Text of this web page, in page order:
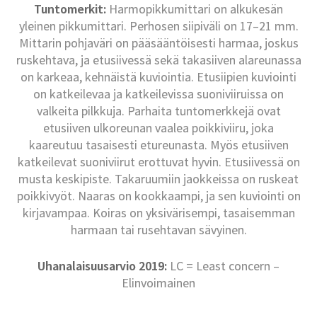
Tuntomerkit: Harmopikkumittari on alkukesän
yleinen pikkumittari. Perhosen siipiväli on 17–21 mm.
Mittarin pohjaväri on pääsääntöisesti harmaa, joskus
ruskehtava, ja etusiivessä sekä takasiiven alareunassa
on karkeaa, kehnäistä kuviointia. Etusiipien kuviointi
on katkeilevaa ja katkeilevissa suoniviiruissa on
valkeita pilkkuja. Parhaita tuntomerkkejä ovat
etusiiven ulkoreunan vaalea poikkiviiru, joka
kaareutuu tasaisesti etureunasta. Myös etusiiven
katkeilevat suoniviirut erottuvat hyvin. Etusiivessä on
musta keskipiste. Takaruumiin jaokkeissa on ruskeat
poikkivyöt. Naaras on kookkaampi, ja sen kuviointi on
kirjavampaa. Koiras on yksivärisempi, tasaisemman
harmaan tai rusehtavan sävyinen.
Uhanalaisuusarvio 2019: LC = Least concern –
Elinvoimainen